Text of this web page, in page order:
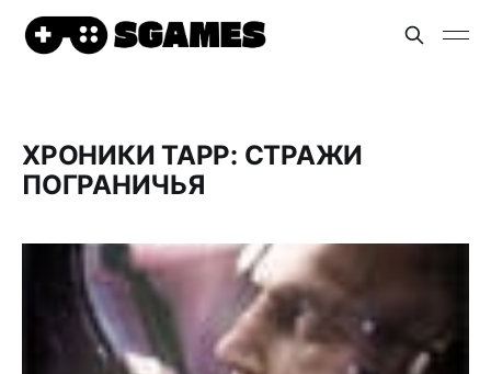
ХРОНИКИ ТАРР: СТРАЖИ
ПОГРАНИЧЬЯ